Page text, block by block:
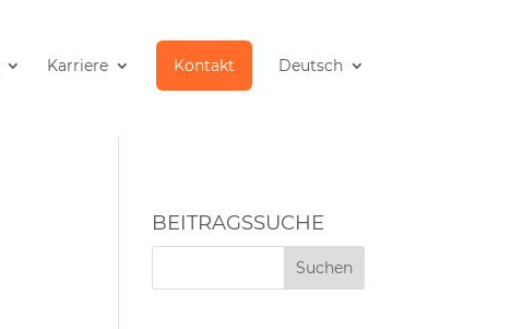
Karriere Kontakt Deutsch
BEITRAGSSUCHE